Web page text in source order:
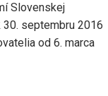
Slovenskej
septembru 2016
od 6. marca